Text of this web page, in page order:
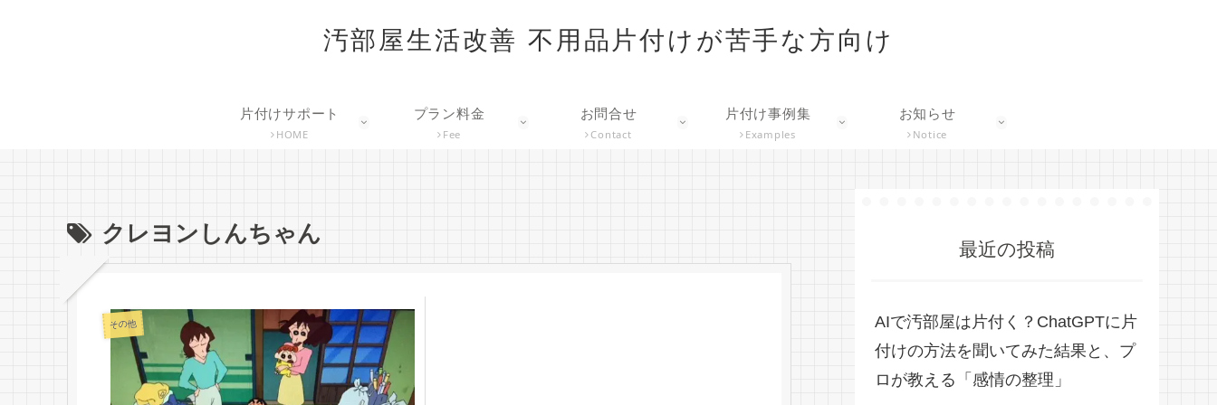
汚部屋生活改善 不用品片付けが苦手な方向け
片付けサポート
HOME
プラン料金
Fee
お問合せ
Contact
片付け事例集
Examples
お知らせ
Notice
クレヨンしんちゃん
その他
最近の投稿
AIで汚部屋は片付く？ChatGPTに片
付けの方法を聞いてみた結果と、プ
ロが教える「感情の整理」